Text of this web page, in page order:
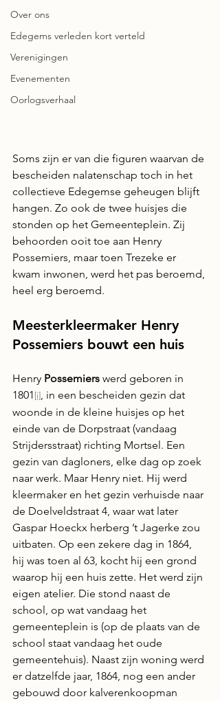
Over ons
Edegems verleden kort verteld
Verenigingen
Evenementen
Oorlogsverhaal
Soms zijn er van die figuren waarvan de
bescheiden nalatenschap toch in het
collectieve Edegemse geheugen blijft
hangen. Zo ook de twee huisjes die
stonden op het Gemeenteplein. Zij
behoorden ooit toe aan Henry
Possemiers, maar toen Trezeke er
kwam inwonen, werd het pas beroemd,
heel erg beroemd.
Meesterkleermaker Henry
Possemiers bouwt een huis
Henry Possemiers werd geboren in
1801 [i], in een bescheiden gezin dat
woonde in de kleine huisjes op het
einde van de Dorpstraat (vandaag
Strijdersstraat) richting Mortsel. Een
gezin van dagloners, elke dag op zoek
naar werk. Maar Henry niet. Hij werd
kleermaker en het gezin verhuisde naar
de Doelveldstraat 4, waar wat later
Gaspar Hoeckx herberg ’t Jagerke zou
uitbaten. Op een zekere dag in 1864,
hij was toen al 63, kocht hij een grond
waarop hij een huis zette. Het werd zijn
eigen atelier. Die stond naast de
school, op wat vandaag het
gemeenteplein is (op de plaats van de
school staat vandaag het oude
gemeentehuis). Naast zijn woning werd
er datzelfde jaar, 1864, nog een ander
gebouwd door kalverenkoopman